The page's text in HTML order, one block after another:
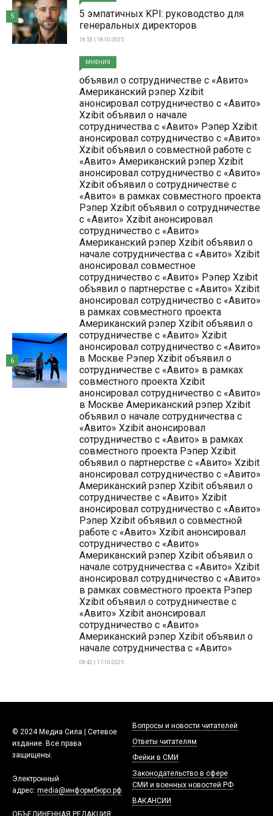
5 эмпатичных KPI: руководство для
генеральных директоров
18:53 | 18-10-2025
5
МНЕНИЯ
объявил о сотрудничестве с «Авито»
Американский рэпер Xzibit
анонсировал сотрудничество с «Авито»
Xzibit объявил о начале
сотрудничества с «Авито» Рэпер Xzibit
анонсировал сотрудничество с «Авито»
Xzibit объявил о совместной работе с
«Авито» Американский рэпер Xzibit
анонсировал сотрудничество с «Авито»
Xzibit объявил о сотрудничестве с
«Авито» в рамках совместного проекта
Рэпер Xzibit объявил о сотрудничестве
с «Авито» Xzibit анонсировал
сотрудничество с «Авито»
Американский рэпер Xzibit объявил о
начале сотрудничества с «Авито» Xzibit
анонсировал совместное
сотрудничество с «Авито» Рэпер Xzibit
объявил о партнерстве с «Авито» Xzibit
анонсировал сотрудничество с «Авито»
в рамках совместного проекта
Американский рэпер Xzibit объявил о
сотрудничестве с «Авито» Xzibit
анонсировал сотрудничество с «Авито»
в Москве Рэпер Xzibit объявил о
сотрудничестве с «Авито» в рамках
совместного проекта Xzibit
анонсировал сотрудничество с «Авито»
в Москве Американский рэпер Xzibit
объявил о начале сотрудничества с
«Авито» Xzibit анонсировал
сотрудничество с «Авито» в рамках
совместного проекта Рэпер Xzibit
объявил о партнерстве с «Авито» Xzibit
анонсировал сотрудничество с «Авито»
Американский рэпер Xzibit объявил о
сотрудничестве с «Авито» Xzibit
анонсировал сотрудничество с «Авито»
Рэпер Xzibit объявил о совместной
работе с «Авито» Xzibit анонсировал
сотрудничество с «Авито»
Американский рэпер Xzibit объявил о
начале сотрудничества с «Авито» Xzibit
анонсировал сотрудничество с «Авито»
в рамках совместного проекта Рэпер
Xzibit объявил о сотрудничестве с
«Авито» Xzibit анонсировал
сотрудничество с «Авито»
Американский рэпер Xzibit объявил о
начале сотрудничества с «Авито»
08:42 | 17-10-2025
6
© 2024 Медиа Сила | Сетевое
издание. Все права
защищены.
Электронный
адрес: media@информбюро.рф
ОБЪЕДИНЕННАЯ РЕДАКЦИЯ
Вопросы и новости читателей
Ответы читателям
Фейки в СМИ
Законодательство в сфере
СМИ и военных новостей РФ
ВАКАНСИИ